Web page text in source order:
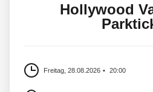
Hollywood
Freitag, 28.08.2026 20:00